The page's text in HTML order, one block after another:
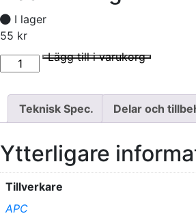
I lager
55 kr
I lager
Propeller 10x8 Sport Skjutande mängd Lägg till i varukorg
Teknisk Spec. Delar och
Ytterligare
Tillverkare
APC